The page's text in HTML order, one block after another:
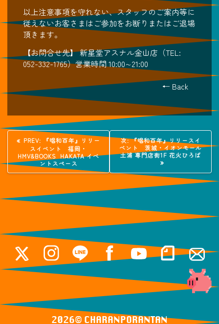
以上注意事項を守れない、スタッフのご案内等に
従えないお客さまはご参加をお断りまたはご退場
頂きます。
【お問合せ先】 新星堂アスナル金山店（TEL:
052-332-1765）営業時間 10:00∼21:00
← Back
投
稿
ナ
ビ
ゲ
ー
シ
ン
PREV:
過
去
の
投
稿:
『唱和百年』リリー
スイベント 福岡・
HMV&BOOKS HAKATA イベ
ントスペース
次:次
の
投
『唱和百年』リリースイ
ベント 茨城・イオンモール
土浦 専門店街1F 花火ひろば
2026© ️CHARANPORANTAN